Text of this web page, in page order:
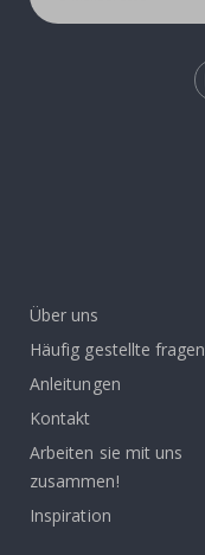
Über uns
Häufig gestellte fragen
Anleitungen
Kontakt
Arbeiten sie mit uns
zusammen!
Inspiration